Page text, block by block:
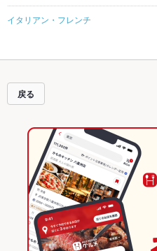
イタリアン・フレンチ
戻る